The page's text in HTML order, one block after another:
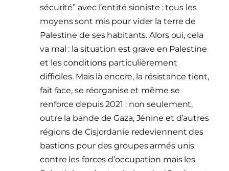
sécurité” avec l’entité sioniste : tous les
moyens sont mis pour vider la terre de
Palestine de ses habitants. Alors oui, cela
va mal : la situation est grave en Palestine
et les conditions particulièrement
difficiles. Mais là encore, la résistance tient,
fait face, se réorganise et même se
renforce depuis 2021 : non seulement,
outre la bande de Gaza, Jénine et d’autres
régions de Cisjordanie redeviennent des
bastions pour des groupes armés unis
contre les forces d’occupation mais les